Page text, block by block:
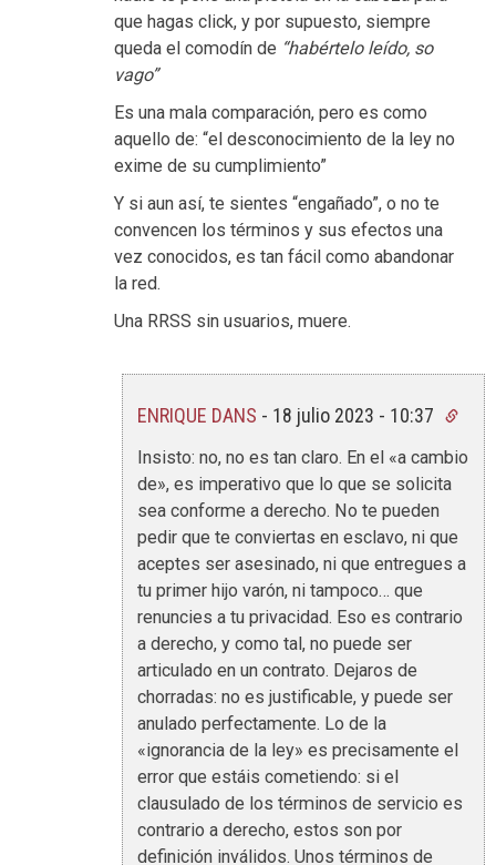
que hagas click, y por supuesto, siempre
queda el comodín de “habértelo leído, so
vago”
Es una mala comparación, pero es como
aquello de: “el desconocimiento de la ley no
exime de su cumplimiento”
Y si aun así, te sientes “engañado”, o no te
convencen los términos y sus efectos una
vez conocidos, es tan fácil como abandonar
la red.
Una RRSS sin usuarios, muere.
ENRIQUE DANS - 18 julio 2023 - 10:37
Insisto: no, no es tan claro. En el «a cambio
de», es imperativo que lo que se solicita
sea conforme a derecho. No te pueden
pedir que te conviertas en esclavo, ni que
aceptes ser asesinado, ni que entregues a
tu primer hijo varón, ni tampoco… que
renuncies a tu privacidad. Eso es contrario
a derecho, y como tal, no puede ser
articulado en un contrato. Dejaros de
chorradas: no es justificable, y puede ser
anulado perfectamente. Lo de la
«ignorancia de la ley» es precisamente el
error que estáis cometiendo: si el
clausulado de los términos de servicio es
contrario a derecho, estos son por
definición inválidos. Unos términos de